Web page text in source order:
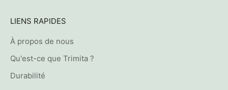
LIENS RAPIDES
À propos de nous
Qu'est-ce que Trimita ?
Durabilité